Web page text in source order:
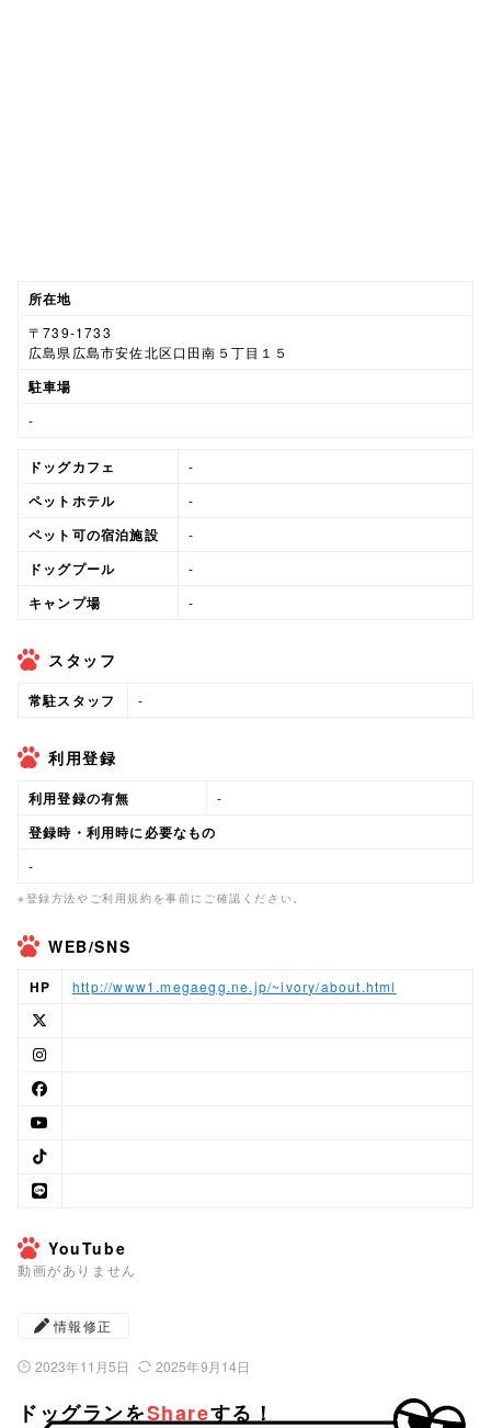
所在地
〒739-1733
広島県広島市安佐北区口田南５丁目１５
駐車場
-
ドッグカフェ -
ペットホテル -
ペット可の宿泊施設 -
ドッグプール -
キャンプ場 -
スタッフ
常駐スタッフ -
利用登録
利用登録の有無 -
登録時・利用時に必要なもの
-
※登録方法やご利用規約を事前にご確認ください。
WEB/SNS
HP http://www1.megaegg.ne.jp/~ivory/about.html
YouTube
動画がありません
情報修正
公開日：
2023年11月5日 最終更新日：
2025年9月14日
ドッグランをShareする！